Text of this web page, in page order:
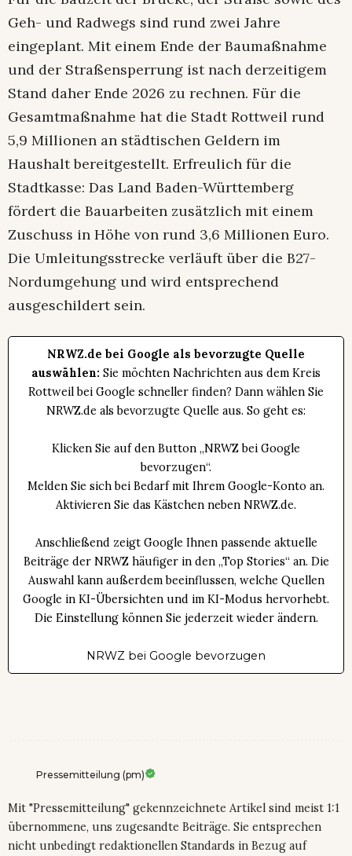
Geh- und Radwegs sind rund zwei Jahre
eingeplant. Mit einem Ende der Baumaßnahme
und der Straßensperrung ist nach derzeitigem
Stand daher Ende 2026 zu rechnen. Für die
Gesamtmaßnahme hat die Stadt Rottweil rund
5,9 Millionen an städtischen Geldern im
Haushalt bereitgestellt. Erfreulich für die
Stadtkasse: Das Land Baden-Württemberg
fördert die Bauarbeiten zusätzlich mit einem
Zuschuss in Höhe von rund 3,6 Millionen Euro.
Die Umleitungsstrecke verläuft über die B27-
Nordumgehung und wird entsprechend
ausgeschildert sein.
NRWZ.de bei Google als bevorzugte Quelle
auswählen: Sie möchten Nachrichten aus dem Kreis
Rottweil bei Google schneller finden? Dann wählen Sie
NRWZ.de als bevorzugte Quelle aus. So geht es:
Klicken Sie auf den Button „NRWZ bei Google
bevorzugen“.
Melden Sie sich bei Bedarf mit Ihrem Google-Konto an.
Aktivieren Sie das Kästchen neben NRWZ.de.
Anschließend zeigt Google Ihnen passende aktuelle
Beiträge der NRWZ häufiger in den „Top Stories“ an. Die
Auswahl kann außerdem beeinflussen, welche Quellen
Google in KI-Übersichten und im KI-Modus hervorhebt.
Die Einstellung können Sie jederzeit wieder ändern.
NRWZ bei Google bevorzugen
Pressemitteilung (pm)
Mit "Pressemitteilung" gekennzeichnete Artikel sind meist 1:1
übernommene, uns zugesandte Beiträge. Sie entsprechen
nicht unbedingt redaktionellen Standards in Bezug auf